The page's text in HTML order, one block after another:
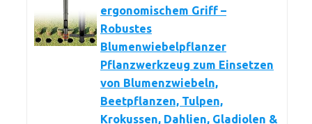
ergonomischem Griff –
Robustes
Blumenwiebelpflanzer
Pflanzwerkzeug zum Einsetzen
von Blumenzwiebeln,
Beetpflanzen, Tulpen,
Krokussen, Dahlien, Gladiolen &